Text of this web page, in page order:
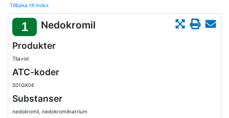
Tillbaka till index
1 Nedokromil
Produkter
Tilavist
ATC-koder
S01GX04
Substanser
nedokromil, nedokromilnatrium